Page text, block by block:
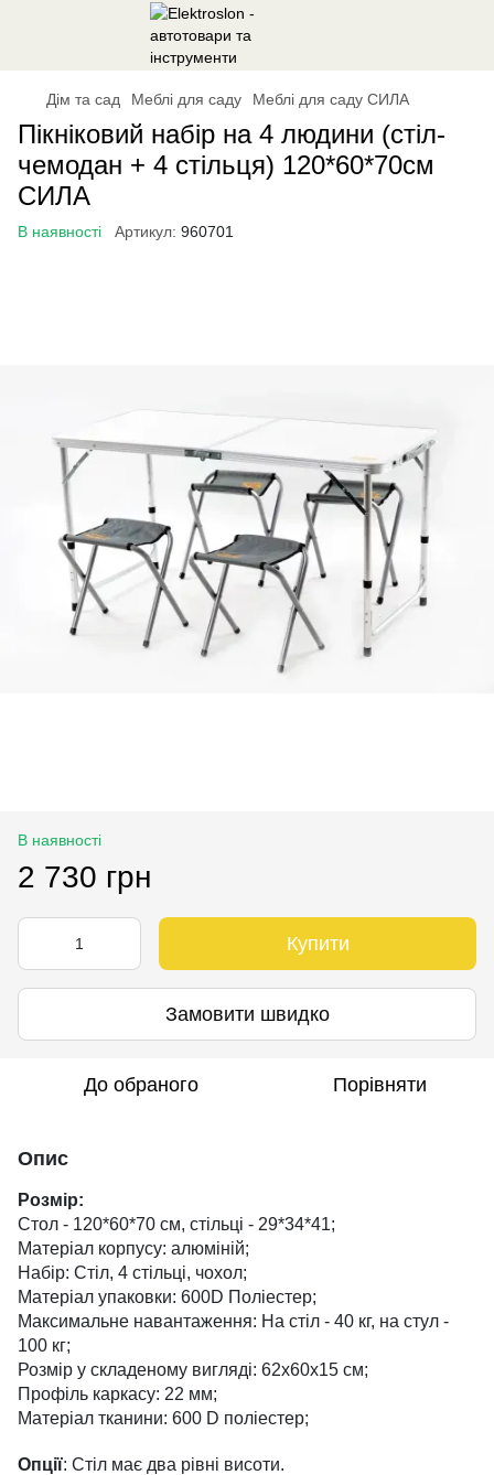
Дім та сад Меблі для саду Меблі для саду СИЛА
Пікніковий набір на 4 людини (стіл-
чемодан + 4 стільця) 120*60*70см
СИЛА
В наявності Артикул: 960701
В наявності
2 730 грн
Купити
Замовити швидко
До обраного Порівняти
Опис
Розмір:
Стол - 120*60*70 см, стільці - 29*34*41;
Матеріал корпусу: алюміній;
Набір: Стіл, 4 стільці, чохол;
Матеріал упаковки: 600D Поліестер;
Максимальне навантаження: На стіл - 40 кг, на стул -
100 кг;
Розмір у складеному вигляді: 62х60х15 см;
Профіль каркасу: 22 мм;
Матеріал тканини: 600 D поліестер;
Опції: Стіл має два рівні висоти.